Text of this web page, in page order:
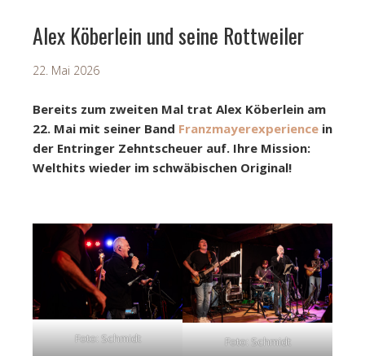
Alex Köberlein und seine Rottweiler
22. Mai 2026
Bereits zum zweiten Mal trat Alex Köberlein am
22. Mai mit seiner Band Franzmayerexperience in
der Entringer Zehntscheuer auf. Ihre Mission:
Welthits wieder im schwäbischen Original!
Foto: Schmidt Foto: Schmidt